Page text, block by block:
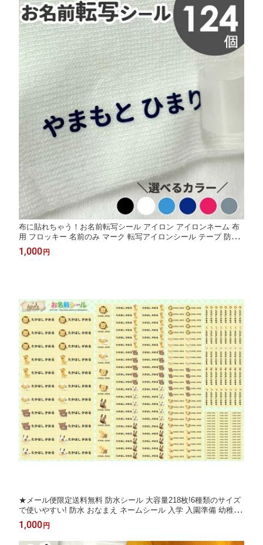
布に貼れちゃう！お名前転写シール アイロン アイロンネーム 布
用 フロッキー 名前のみ マーク 転写アイロンシール テープ 防水
おなまえシール 入学 入園 幼稚園 保育園 名入れ プレゼント 入学
祝い 入学準備 キッズ 洗濯機OK 衣服 服 生地
1,000 円
★メール便限定送料無料 防水シール 大容量218枚!6種類のサイズ
で使いやすい! 防水 おなまえ ネームシール 入学 入園準備 幼稚園
名入れ プレゼント 入学祝い 入学準備 算数セット 水筒 遠足 食洗
機・電子レンジOK
1,000 円